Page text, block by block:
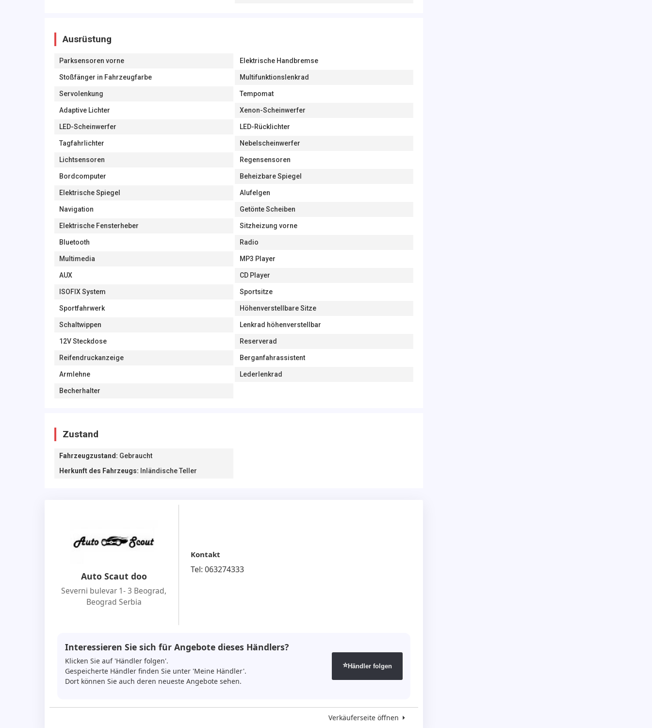
Ausrüstung
Parksensoren vorne Elektrische Handbremse
Stoßfänger in Fahrzeugfarbe Multifunktionslenkrad
Servolenkung Tempomat
Adaptive Lichter Xenon-Scheinwerfer
LED-Scheinwerfer LED-Rücklichter
Tagfahrlichter Nebelscheinwerfer
Lichtsensoren Regensensoren
Bordcomputer Beheizbare Spiegel
Elektrische Spiegel Alufelgen
Navigation Getönte Scheiben
Elektrische Fensterheber Sitzheizung vorne
Bluetooth Radio
Multimedia MP3 Player
AUX CD Player
ISOFIX System Sportsitze
Sportfahrwerk Höhenverstellbare Sitze
Schaltwippen Lenkrad höhenverstellbar
12V Steckdose Reserverad
Reifendruckanzeige Berganfahrassistent
Armlehne Lederlenkrad
Becherhalter
Zustand
Fahrzeugzustand : Gebraucht
Herkunft des Fahrzeugs: Inländische Teller
Auto Scaut doo
Severni bulevar 1- 3 Beograd,
Beograd Serbia
Kontakt
Tel: 063274333
Interessieren Sie sich für Angebote dieses Händlers?
Klicken Sie auf 'Händler folgen'.
Gespeicherte Händler finden Sie unter 'Meine Händler'.
Dort können Sie auch deren neueste Angebote sehen.
⭐Händler folgen
Verkäuferseite öffnen